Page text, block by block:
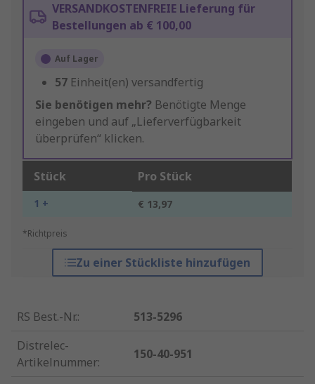
VERSANDKOSTENFREIE Lieferung für
Bestellungen ab € 100,00
Auf Lager
57 Einheit(en) versandfertig
Sie benötigen mehr? Benötigte Menge
eingeben und auf „Lieferverfügbarkeit
überprüfen“ klicken.
Stück Pro Stück
1 + € 13,97
*Richtpreis
Zu einer Stückliste hinzufügen
RS Best.-Nr.:
513-5296
Distrelec-
Artikelnummer:
150-40-951